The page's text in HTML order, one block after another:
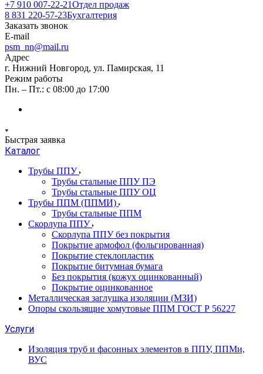
+7 910 007-22-21Отдел продаж
8 831 220-57-23Бухгалтерия
Заказать звонок
E-mail
psm_nn@mail.ru
Адрес
г. Нижний Новгород, ул. Памирская, 11
Режим работы
Пн. – Пт.: с 08:00 до 17:00
Быстрая заявка
Каталог
Трубы ППУ
Трубы стальные ППУ ПЭ
Трубы стальные ППУ ОЦ
Трубы ППМ (ППМИ)
Трубы стальные ППМ
Скорлупа ППУ
Скорлупа ППУ без покрытия
Покрытие армофол (фольгированная)
Покрытие стеклопластик
Покрытие битумная бумага
Без покрытия (кожух оцинкованный)
Покрытие оцинкованное
Металлическая заглушка изоляции (МЗИ)
Опоры скользящие хомутовые ППМ ГОСТ Р 56227
Услуги
Изоляция труб и фасонных элементов в ППУ, ППМи,
ВУС